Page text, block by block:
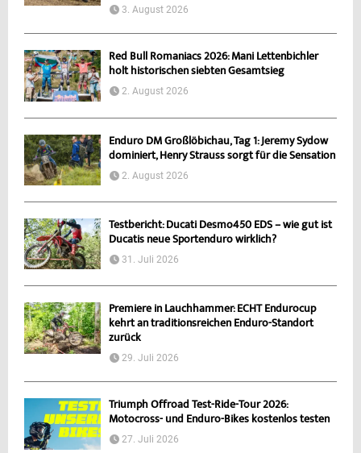
3. August 2026
Red Bull Romaniacs 2026: Mani Lettenbichler
holt historischen siebten Gesamtsieg
2. August 2026
Enduro DM Großlöbichau, Tag 1: Jeremy Sydow
dominiert, Henry Strauss sorgt für die Sensation
2. August 2026
Testbericht: Ducati Desmo450 EDS – wie gut ist
Ducatis neue Sportenduro wirklich?
31. Juli 2026
Premiere in Lauchhammer: ECHT Endurocup
kehrt an traditionsreichen Enduro-Standort
zurück
29. Juli 2026
Triumph Offroad Test-Ride-Tour 2026:
Motocross- und Enduro-Bikes kostenlos testen
27. Juli 2026